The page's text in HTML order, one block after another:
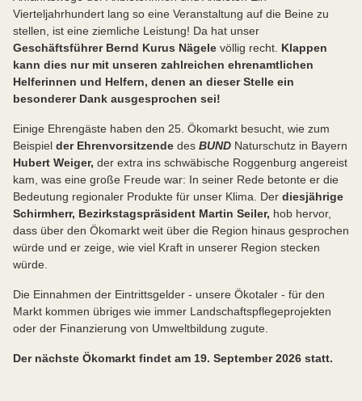
Vierteljahrhundert lang so eine Veranstaltung auf die Beine zu
stellen, ist eine ziemliche Leistung! Da hat unser
Geschäftsführer Bernd Kurus Nägele völlig recht. Klappen
kann dies nur mit unseren zahlreichen ehrenamtlichen
Helferinnen und Helfern, denen an dieser Stelle ein
besonderer Dank ausgesprochen sei!
Einige Ehrengäste haben den 25. Ökomarkt besucht, wie zum
Beispiel der Ehrenvorsitzende des BUND Naturschutz in Bayern
Hubert Weiger, der extra ins schwäbische Roggenburg angereist
kam, was eine große Freude war: In seiner Rede betonte er die
Bedeutung regionaler Produkte für unser Klima. Der diesjährige
Schirmherr, Bezirkstagspräsident Martin Seiler, hob hervor,
dass über den Ökomarkt weit über die Region hinaus gesprochen
würde und er zeige, wie viel Kraft in unserer Region stecken
würde.
Die Einnahmen der Eintrittsgelder - unsere Ökotaler - für den
Markt kommen übriges wie immer Landschaftspflegeprojekten
oder der Finanzierung von Umweltbildung zugute.
Der nächste Ökomarkt findet am 19. September 2026 statt.